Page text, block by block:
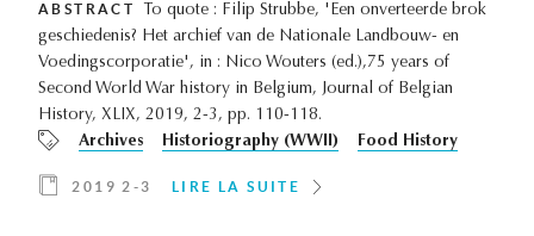
ABSTRACT
To quote : Filip Strubbe, 'Een onverteerde brok
geschiedenis? Het archief van de Nationale Landbouw- en
Voedingscorporatie', in : Nico Wouters (ed.),75 years of
Second World War history in Belgium, Journal of Belgian
History, XLIX, 2019, 2-3, pp. 110-118.
Archives
Historiography (WWII) Food History
2019 2-3 LIRE LA SUITE